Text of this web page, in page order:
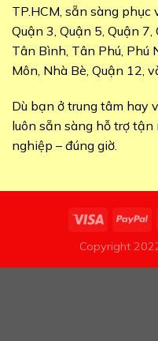
TP.HCM, sẵn sàng phục
Quận 3, Quận 5, Quận
Tân Bình, Tân Phú, Phú
Môn, Nhà Bè, Quận 12,
Dù bạn ở trung tâm hay
luôn sẵn sàng hỗ trợ
nghiệp – đúng giờ.
Copyright